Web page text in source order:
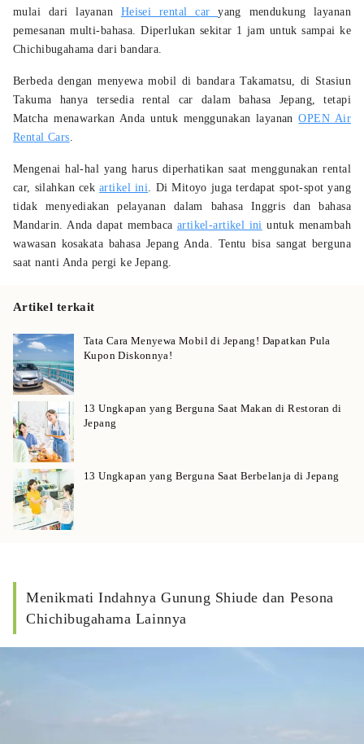
mulai dari layanan Heisei rental caryang mendukung layanan
pemesanan multi-bahasa. Diperlukan sekitar 1 jam untuk sampai ke
Chichibugahama dari bandara.
Berbeda dengan menyewa mobil di bandara Takamatsu, di Stasiun
Takuma hanya tersedia rental car dalam bahasa Jepang, tetapi
Matcha menawarkan Anda untuk menggunakan layananOPEN Air
Rental Cars
Mengenai hal-hal yang harus diperhatikan saat menggunakan rental
car, silahkan cekartikel ini . Di Mitoyo juga terdapat spot-spot yang
tidak menyediakan pelayanan dalam bahasa Inggris dan bahasa
Mandarin. Anda dapat membaca artikel-artikel ini untuk menambah
wawasan kosakata bahasa Jepang Anda. Tentu bisa sangat berguna
saat nanti Anda pergi ke Jepang.
Artikel terkait
Tata Cara Menyewa Mobil di Jepang! Dapatkan Pula
Kupon Diskonnya!
13 Ungkapan yang Berguna Saat Makan di Restoran di
Jepang
13 Ungkapan yang Berguna Saat Berbelanja di Jepang
Menikmati Indahnya Gunung Shiude dan Pesona
Chichibugahama Lainnya